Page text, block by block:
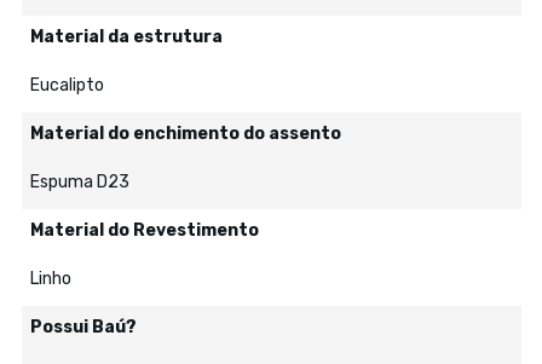
Material da estrutura
Eucalipto
Material do enchimento do assento
Espuma D23
Material do Revestimento
Linho
Possui Baú?